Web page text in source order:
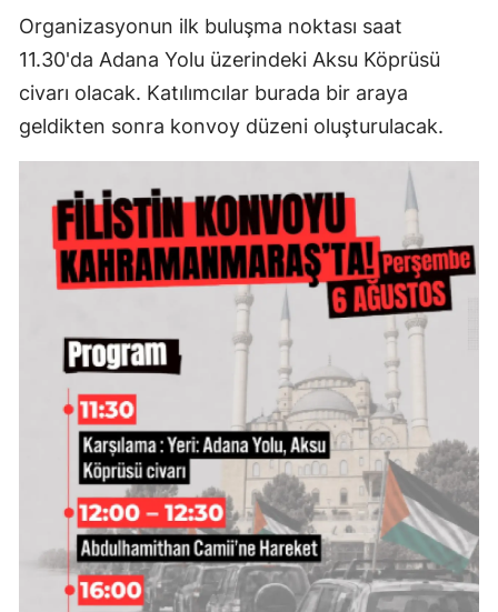
Organizasyonun ilk buluşma noktası saat
11.30'da Adana Yolu üzerindeki Aksu Köprüsü
civarı olacak. Katılımcılar burada bir araya
geldikten sonra konvoy düzeni oluşturulacak.